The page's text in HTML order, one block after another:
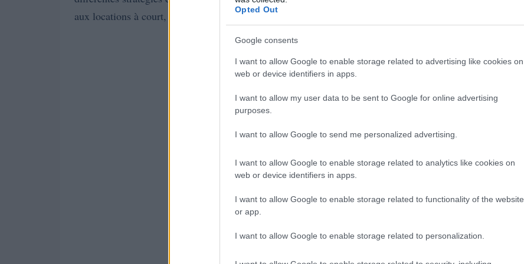
Opted Out
Google consents
I want to allow Google to enable storage related to advertising like cookies on
web or device identifiers in apps.
I want to allow my user data to be sent to Google for online advertising
purposes.
I want to allow Google to send me personalized advertising.
I want to allow Google to enable storage related to analytics like cookies on
web or device identifiers in apps.
I want to allow Google to enable storage related to functionality of the website
or app.
I want to allow Google to enable storage related to personalization.
aux locations à court, moyen et long terme.